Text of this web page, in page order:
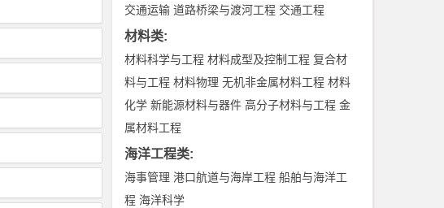
交通运输 道路桥梁与渡河工程 交通工程
材料类:
材料科学与工程 材料成型及控制工程 复合材
料与工程 材料物理 无机非金属材料工程 材料
化学 新能源材料与器件 高分子材料与工程 金
属材料工程
海洋工程类:
海事管理 港口航道与海岸工程 船舶与海洋工
程 海洋科学